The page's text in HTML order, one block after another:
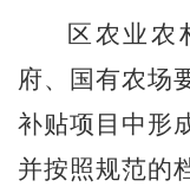
区农业农
府、国有农场
补贴项目中形
并按照规范的